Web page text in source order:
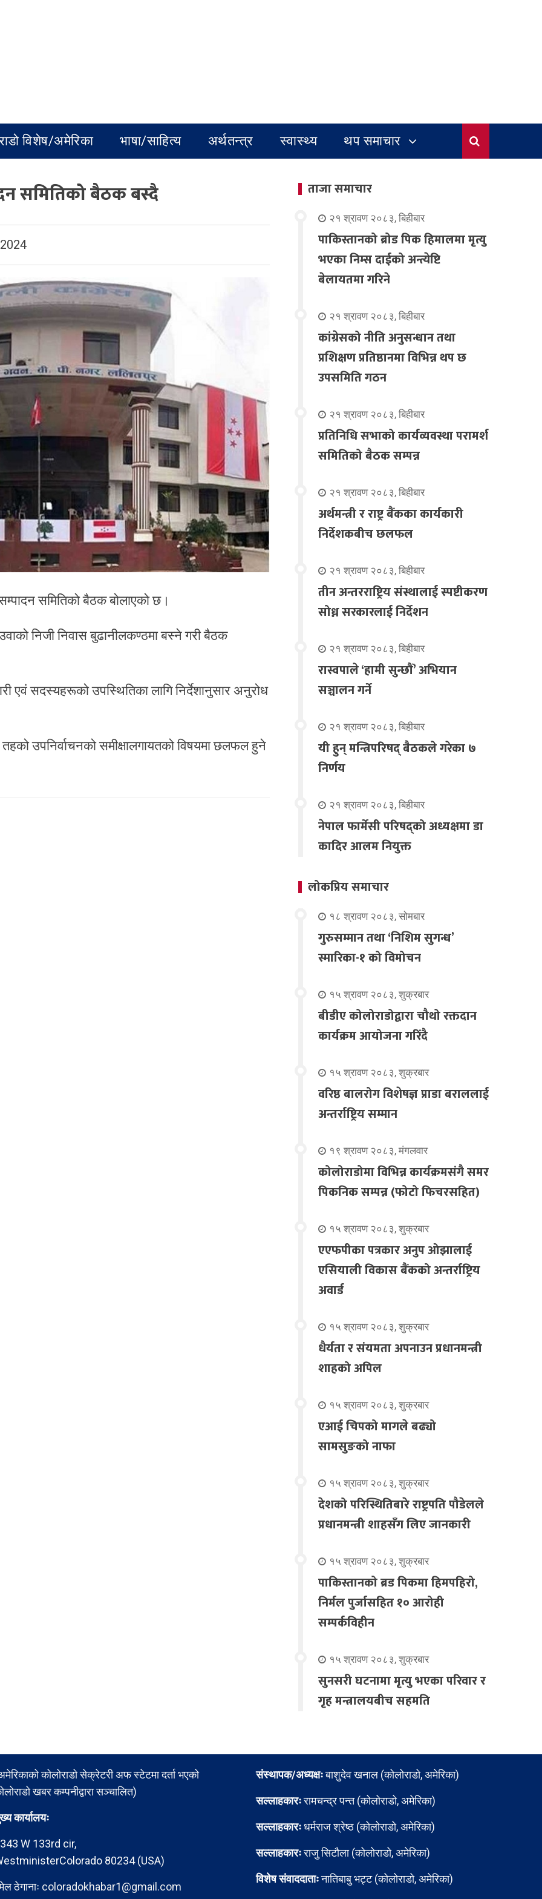
विशेष/अमेरिका भाषा/साहित्य अर्थतन्त्र स्वास्थ्य थप समाचार
समितिको बैठक बस्दै
समितिको बैठक बोलाएको छ।
निजी निवास बुढानीलकण्ठमा बस्ने गरी बैठक
एवं सदस्यहरूको उपस्थितिका लागि निर्देशानुसार अनुरोध
उपनिर्वाचनको समीक्षालगायतको विषयमा छलफल हुने
ताजा समाचार
२१ श्रावण २०८३, बिहीबार
पाकिस्तानको ब्रोड पिक हिमालमा मृत्यु
भएका निम्स दाईको अन्त्येष्टि
बेलायतमा गरिने
२१ श्रावण २०८३, बिहीबार
कांग्रेसको नीति अनुसन्धान तथा
प्रशिक्षण प्रतिष्ठानमा विभिन्न थप छ
उपसमिति गठन
२१ श्रावण २०८३, बिहीबार
प्रतिनिधि सभाको कार्यव्यवस्था परामर्श
समितिको बैठक सम्पन्न
२१ श्रावण २०८३, बिहीबार
अर्थमन्त्री र राष्ट्र बैंकका कार्यकारी
निर्देशकबीच छलफल
२१ श्रावण २०८३, बिहीबार
तीन अन्तरराष्ट्रिय संस्थालाई स्पष्टीकरण
सोध्न सरकारलाई निर्देशन
२१ श्रावण २०८३, बिहीबार
रास्वपाले ‘हामी सुन्छौँ’ अभियान
सञ्चालन गर्ने
२१ श्रावण २०८३, बिहीबार
यी हुन् मन्त्रिपरिषद् बैठकले गरेका ७
निर्णय
२१ श्रावण २०८३, बिहीबार
नेपाल फार्मेसी परिषद्को अध्यक्षमा डा
कादिर आलम नियुक्त
लोकप्रिय समाचार
१८ श्रावण २०८३, सोमबार
गुरुसम्मान तथा ‘निशिम सुगन्ध’
स्मारिका-१ को विमोचन
१५ श्रावण २०८३, शुक्रबार
बीडीए कोलोराडोद्वारा चौथो रक्तदान
कार्यक्रम आयोजना गरिंदै
१५ श्रावण २०८३, शुक्रबार
वरिष्ठ बालरोग विशेषज्ञ प्राडा बराललाई
अन्तर्राष्ट्रिय सम्मान
१९ श्रावण २०८३, मंगलवार
कोलोराडोमा विभिन्न कार्यक्रमसंगै समर
पिकनिक सम्पन्न (फोटो फिचरसहित)
१५ श्रावण २०८३, शुक्रबार
एएफपीका पत्रकार अनुप ओझालाई
एसियाली विकास बैंकको अन्तर्राष्ट्रिय
अवार्ड
१५ श्रावण २०८३, शुक्रबार
धैर्यता र संयमता अपनाउन प्रधानमन्त्री
शाहको अपिल
१५ श्रावण २०८३, शुक्रबार
एआई चिपको मागले बढ्यो
सामसुङको नाफा
१५ श्रावण २०८३, शुक्रबार
देशको परिस्थितिबारे राष्ट्रपति पौडेलले
प्रधानमन्त्री शाहसँग लिए जानकारी
१५ श्रावण २०८३, शुक्रबार
पाकिस्तानको ब्रड पिकमा हिमपहिरो,
निर्मल पुर्जासहित १० आरोही
सम्पर्कविहीन
१५ श्रावण २०८३, शुक्रबार
सुनसरी घटनामा मृत्यु भएका परिवार र
गृह मन्त्रालयबीच सहमति
कोलोराडो सेक्रेटरी अफ स्टेटमा दर्ता भएको
खबर कम्पनीद्वारा सञ्चालित)
कार्यालयः
W 133rd cir,
80234 (USA)
ठेगानाः coloradokhabar1@gmail.com
संस्थापक/अध्यक्षःबाशुदेव खनाल (कोलोराडो, अमेरिका)
सल्लाहकारःरामचन्द्र पन्त (कोलोराडो, अमेरिका)
सल्लाहकारःधर्मराज श्रेष्ठ (कोलोराडो, अमेरिका)
सल्लाहकारःराजु सिटौला (कोलोराडो, अमेरिका)
विशेष संवाददाताःनातिबाबु भट्ट (कोलोराडो, अमेरिका)